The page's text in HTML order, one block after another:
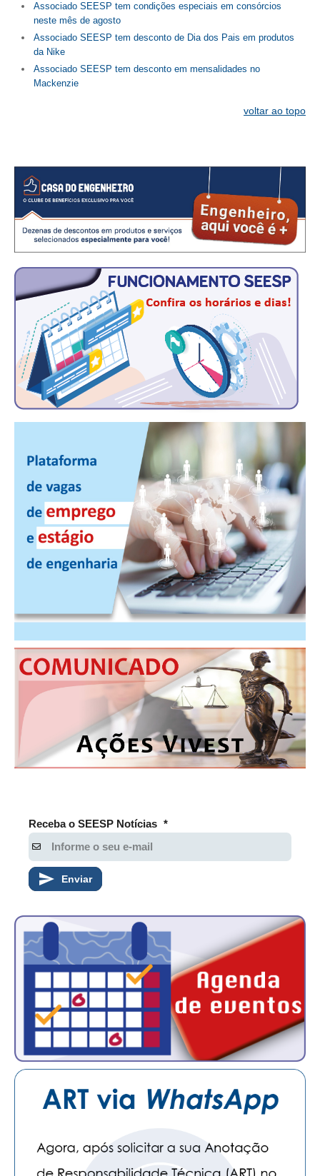
FIQUE POR DENTRO
OPORTUNIDADES
APRESENTAÇÃO
NEWSLETTER
GUIA DAS ENGENHARIAS
CONTATO
CURSOS
ENGENHEIRO EMPREENDEDOR
SEESP EDUCAÇÃO
PLATAFORMAS GRATUITAS
BENEFÍCIOS
SEESPPREV
CONSÓRCIOS
CAMPANHAS SALARIAIS
PALAVRA DO MURILO
CONTEÚDO ESPECIAL
JORNAL DO ENGENHEIRO
AGENDA
SEESP NOTÍCIAS
FOTOS
PUBLICAÇÕES
PUBLICIDADE
MANUAL DE REDAÇÃO
RELEASES
CONTATO
CADASTRO
ASSOCIE-SE
ATUALIZAÇÃO CADASTRAL
NÚCLEO JOVEM
Associado SEESP tem condições especiais em consórcios
neste mês de agosto
Associado SEESP tem desconto de Dia dos Pais em produtos
da Nike
Associado SEESP tem desconto em mensalidades no
Mackenzie
voltar ao topo
Receba o SEESP Notícias *
Enviar